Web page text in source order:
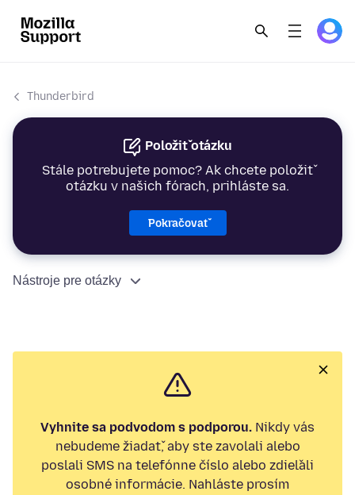
Thunderbird
Položiť otázku
Stále potrebujete pomoc? Ak chcete položiť
otázku v našich fórach, prihláste sa.
Pokračovať
Nástroje pre otázky
Vyhnite sa podvodom s podporou. Nikdy vás
nebudeme žiadať, aby ste zavolali alebo
poslali SMS na telefónne číslo alebo zdieľali
osobné informácie. Nahláste prosím